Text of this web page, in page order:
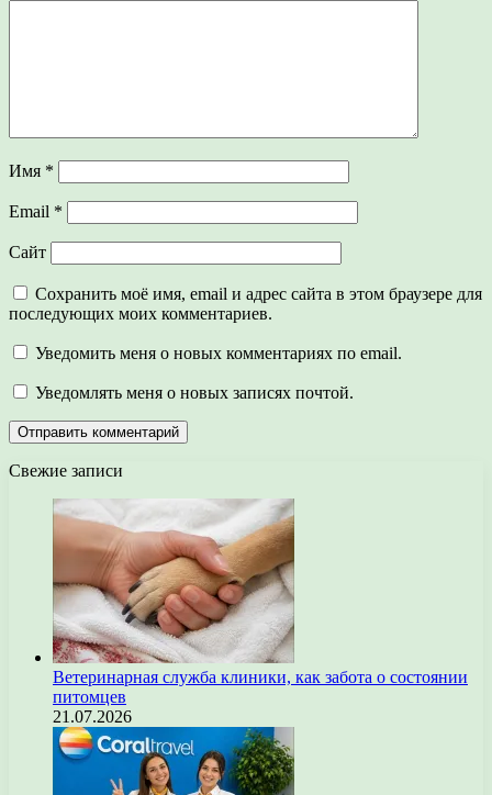
Имя *
Email *
Сайт
Сохранить моё имя, email и адрес сайта в этом браузере для
последующих моих комментариев.
Уведомить меня о новых комментариях по email.
Уведомлять меня о новых записях почтой.
Свежие записи
Ветеринарная служба клиники, как забота о состоянии
питомцев
21.07.2026